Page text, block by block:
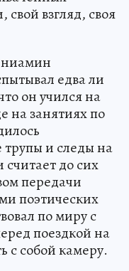
взгляд, своя
едва ли
он учился на
на занятиях по
трупы и следы на
считает до сих
передачи
поэтических
по миру с
поездкой на
с собой камеру.